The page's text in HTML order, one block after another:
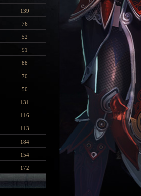
139
76
52
91
88
70
50
131
116
113
184
154
172